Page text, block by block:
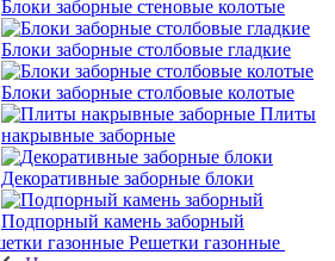
Блоки заборные стеновые колотые
Блоки заборные столбовые гладкие
Блоки заборные столбовые колотые
Плиты
накрывные заборные
Декоративные заборные блоки
Подпорный камень заборный
Решетки газонные